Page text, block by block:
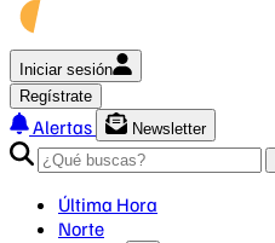
Iniciar sesión
Regístrate
Alertas
Newsletter
Última Hora
Norte